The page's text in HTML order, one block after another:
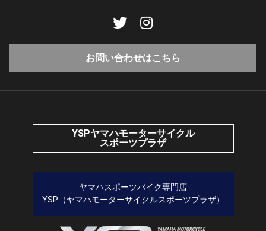
お問い合わせはこちら
YSPヤマハモーターサイクル
スポーツプラザ
ヤマハスポーツバイク専門店
YSP（ヤマハモーターサイクルスポーツプラザ）